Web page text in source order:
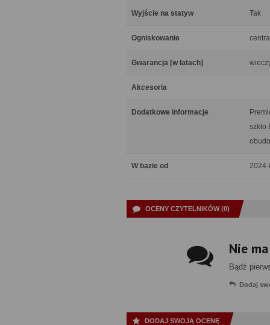
Wyjście na statyw Tak
Ogniskowanie
Gwarancja [w latach]
Akcesoria
Dodatkowe informacje
szkło
W bazie od
OCENY CZYTELNIKÓW (0)
Nie
Bądź
Dodaj
DODAJ SWOJĄ OCENĘ